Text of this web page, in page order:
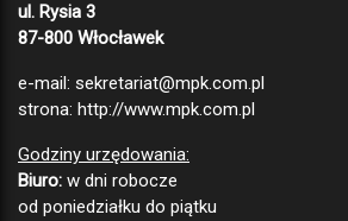
ul. Rysia 3
87-800 Włocławek
e-mail: sekretariat@mpk.com.pl
strona: http://www.mpk.com.pl
Godziny urzędowania:
Biuro: w dni robocze
od poniedziałku do piątku